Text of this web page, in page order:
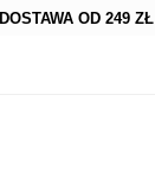
OD 249 ZŁ